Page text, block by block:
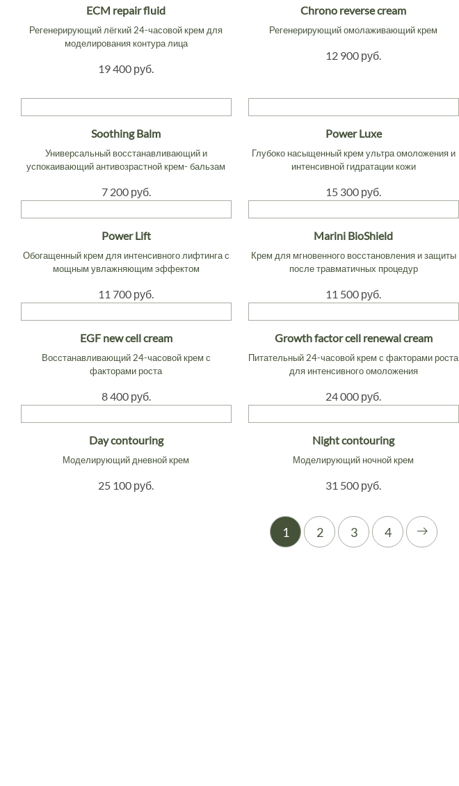
ECM repair fluid
Регенерирующий лёгкий 24-часовой крем для
моделирования контура лица
19 400 руб.
Chrono reverse cream
Регенерирующий омолаживающий крем
12 900 руб.
Soothing Balm
Универсальный восстанавливающий и
успокаивающий антивозрастной крем- бальзам
7 200 руб.
Power Luxe
Глубоко насыщенный крем ультра омоложения и
интенсивной гидратации кожи
15 300 руб.
Power Lift
Обогащенный крем для интенсивного лифтинга с
мощным увлажняющим эффектом
11 700 руб.
Marini BioShield
Крем для мгновенного восстановления и защиты
после травматичных процедур
11 500 руб.
EGF new cell cream
Восстанавливающий 24-часовой крем с
факторами роста
8 400 руб.
Growth factor cell renewal cream
Питательный 24-часовой крем с факторами роста
для интенсивного омоложения
24 000 руб.
Day contouring
Моделирующий дневной крем
25 100 руб.
Night contouring
Моделирующий ночной крем
31 500 руб.
1 2 3 4